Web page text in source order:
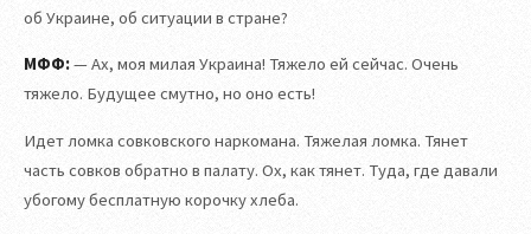
об Украине, об ситуации в стране?
МФФ:— Ах, моя милая Украина! Тяжело ей сейчас. Очень
тяжело. Будущее смутно, но оно есть!
Идет ломка совковского наркомана. Тяжелая ломка. Тянет
часть совков обратно в палату. Ох, как тянет. Туда, где давали
убогому бесплатную корочку хлеба.